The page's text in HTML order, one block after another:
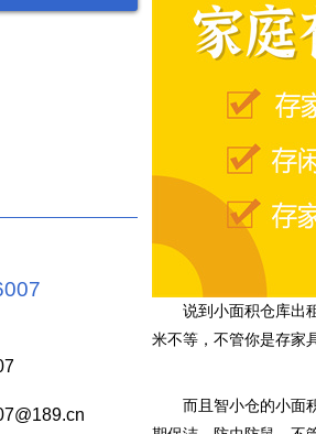
说到小面积仓库出
米不等，不管你是存家
而且智小仓的小面